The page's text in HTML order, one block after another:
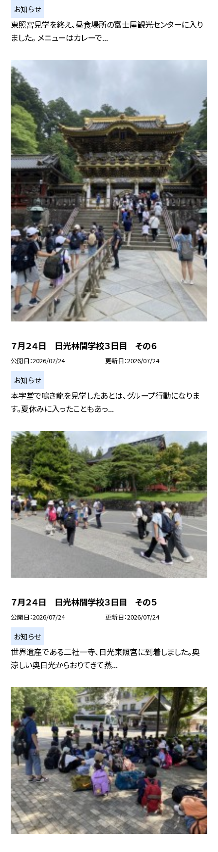
お知らせ
東照宮見学を終え、昼食場所の富士屋観光センターに入り
ました。 メニューはカレーで...
７月２４日 日光林間学校３日目 その６
公開日 2026/07/24 更新日 2026/07/24
お知らせ
本字堂で鳴き龍を見学したあとは、グループ行動になりま
す。夏休みに入ったこともあっ...
７月２４日 日光林間学校３日目 その５
公開日 2026/07/24 更新日 2026/07/24
お知らせ
世界遺産である二社一寺、日光東照宮に到着しました。奥
涼しい奥日光からおりてきて蒸...